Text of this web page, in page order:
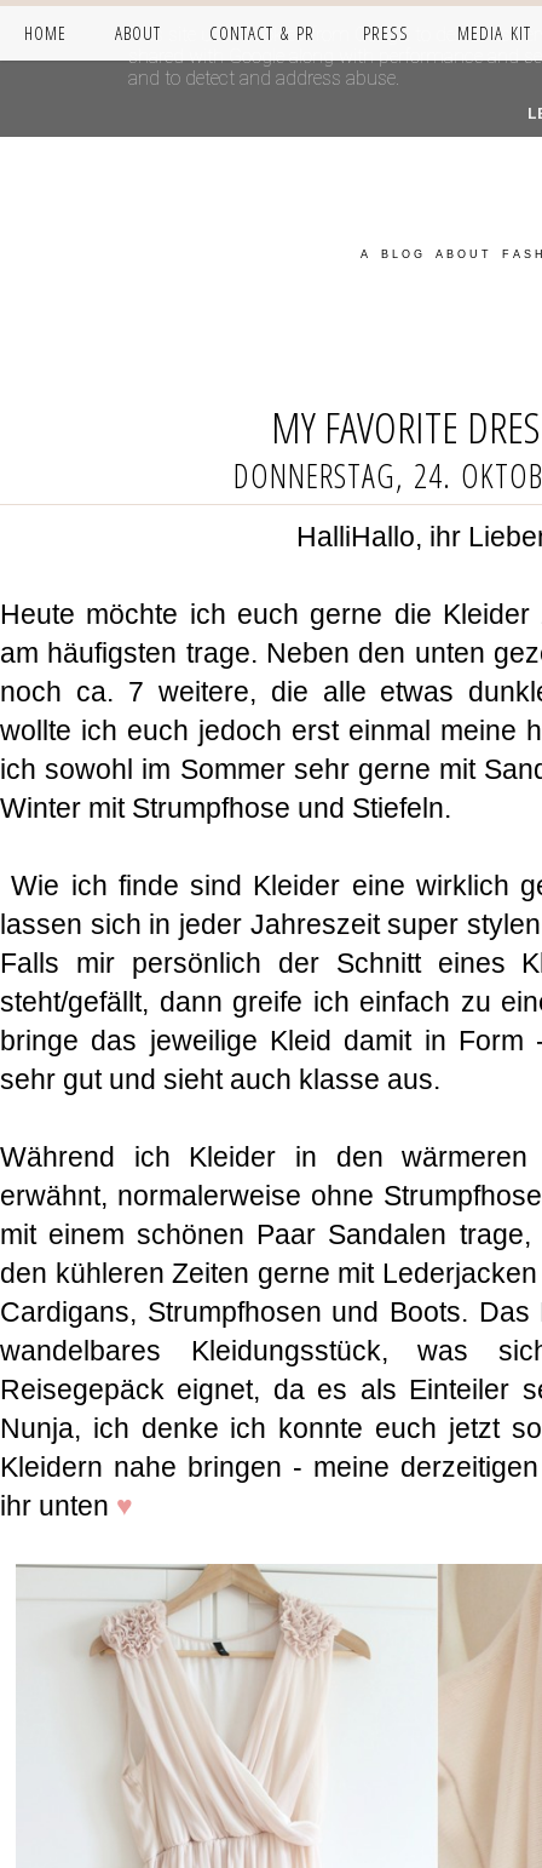
HOME ABOUT CONTACT & PR PRESS MEDIA KIT
A BLOG ABOUT
MY FAVORITE
DONNERSTAG, 24.
HalliHallo, ihr
Heute möchte ich euch gerne die
am häufigsten trage. Neben den unten
noch ca. 7 weitere, die alle etwas
wollte ich euch jedoch erst einmal meine
ich sowohl im Sommer sehr gerne mit
Winter mit Strumpfhose und Stiefeln.
Wie ich finde sind Kleider eine wirklich
lassen sich in jeder Jahreszeit super
Falls mir persönlich der Schnitt eines
steht/gefällt, dann greife ich einfach zu
bringe das jeweilige Kleid damit in Form
sehr gut und sieht auch klasse aus.
Während ich Kleider in den wärmeren
erwähnt, normalerweise ohne
mit einem schönen Paar Sandalen
den kühleren Zeiten gerne mit
Cardigans, Strumpfhosen und Boots.
wandelbares Kleidungsstück, was
Reisegepäck eignet, da es als Einteiler
Nunja, ich denke ich konnte euch jetzt
Kleidern nahe bringen - meine
ihr unten ♥
This site uses cookies from Google to deliver its
shared with Google along with performance and
and to detect and address abuse.